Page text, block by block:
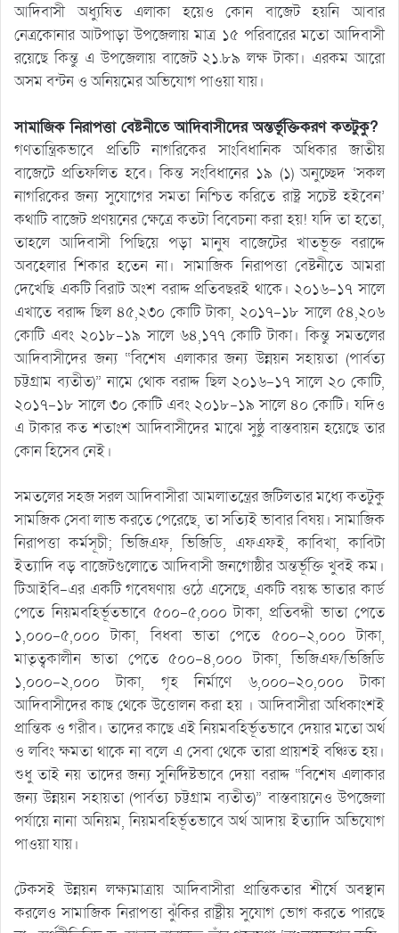
আদিবাসী অধ্যুষিত এলাকা হয়েও কোন বাজেট হয়নি আবার
নেত্রকোনার আটপাড়া উপজেলায় মাত্র ১৫ পরিবারের মতো আদিবাসী
রয়েছে কিন্তু এ উপজেলায় বাজেট ২১.৮৯ লক্ষ টাকা। এরকম আরো
অসম বন্টন ও অনিয়মের অভিযোগ পাওয়া যায়।
সামাজিক নিরাপত্তা বেষ্টনীতে আদিবাসীদের অন্তর্ভূক্তিকরণ কতটুকু?
গণতান্ত্রিকভাবে প্রতিটি নাগরিকের সাংবিধানিক অধিকার জাতীয়
বাজেটে প্রতিফলিত হবে। কিন্ত সংবিধানের ১৯ (১) অনুচ্ছেদ ‘সকল
নাগরিকের জন্য সুযোগের সমতা নিশ্চিত করিতে রাষ্ট্র সচেষ্ট হইবেন’
কথাটি বাজেট প্রণয়নের ক্ষেত্রে কতটা বিবেচনা করা হয়! যদি তা হতো,
তাহলে আদিবাসী পিছিয়ে পড়া মানুষ বাজেটের খাতভূক্ত বরাদ্দে
অবহেলার শিকার হতেন না। সামাজিক নিরাপত্তা বেষ্টনীতে আমরা
দেখেছি একটি বিরাট অংশ বরাদ্দ প্রতিবছরই থাকে। ২০১৬-১৭ সালে
এখাতে বরাদ্দ ছিল ৪৫,২৩০ কোটি টাকা, ২০১৭-১৮ সালে ৫৪,২০৬
কোটি এবং ২০১৮-১৯ সালে ৬৪,১৭৭ কোটি টাকা। কিন্তু সমতলের
আদিবাসীদের জন্য “বিশেষ এলাকার জন্য উন্নয়ন সহায়তা (পার্বত্য
চট্টগ্রাম ব্যতীত)” নামে থোক বরাদ্দ ছিল ২০১৬-১৭ সালে ২০ কোটি,
২০১৭-১৮ সালে ৩০ কোটি এবং ২০১৮-১৯ সালে ৪০ কোটি। যদিও
এ টাকার কত শতাংশ আদিবাসীদের মাঝে সুষ্ঠু বাস্তবায়ন হয়েছে তার
কোন হিসেব নেই।
সমতলের সহজ সরল আদিবাসীরা আমলাতন্ত্রের জটিলতার মধ্যে কতটুকু
সামজিক সেবা লাভ করতে পেরেছে, তা সত্যিই ভাবার বিষয়। সামাজিক
নিরাপত্তা কর্মসূচী; ভিজিএফ, ভিজিডি, এফএফই, কাবিখা, কাবিটা
ইত্যাদি বড় বাজেটগুলোতে আদিবাসী জনগোষ্ঠীর অন্তর্ভূক্তি খুবই কম।
টিআইবি-এর একটি গবেষণায় ওঠে এসেছে, একটি বয়স্ক ভাতার কার্ড
পেতে নিয়মবহির্ভূতভাবে ৫০০-৫,০০০ টাকা, প্রতিবন্ধী ভাতা পেতে
১,০০০-৫,০০০ টাকা, বিধবা ভাতা পেতে ৫০০-২,০০০ টাকা,
মাতৃত্বকালীন ভাতা পেতে ৫০০-৪,০০০ টাকা, ভিজিএফ/ভিজিডি
১,০০০-২,০০০ টাকা, গৃহ নির্মাণে ৬,০০০-২০,০০০ টাকা
আদিবাসীদের কাছ থেকে উত্তোলন করা হয় । আদিবাসীরা অধিকাংশই
প্রান্তিক ও গরীব। তাদের কাছে এই নিয়মবহির্ভূতভাবে দেয়ার মতো অর্থ
ও লবিং ক্ষমতা থাকে না বলে এ সেবা থেকে তারা প্রায়শই বঞ্চিত হয়।
শুধু তাই নয় তাদের জন্য সুনির্দিষ্টভাবে দেয়া বরাদ্দ “বিশেষ এলাকার
জন্য উন্নয়ন সহায়তা (পার্বত্য চট্টগ্রাম ব্যতীত)” বাস্তবায়নেও উপজেলা
পর্যায়ে নানা অনিয়ম, নিয়মবহির্ভূতভাবে অর্থ আদায় ইত্যাদি অভিযোগ
পাওয়া যায়।
টেকসই উন্নয়ন লক্ষ্যমাত্রায় আদিবাসীরা প্রান্তিকতার শীর্ষে অবস্থান
করলেও সামাজিক নিরাপত্তা ঝুঁকির রাষ্ট্রীয় সুযোগ ভোগ করতে পারছে